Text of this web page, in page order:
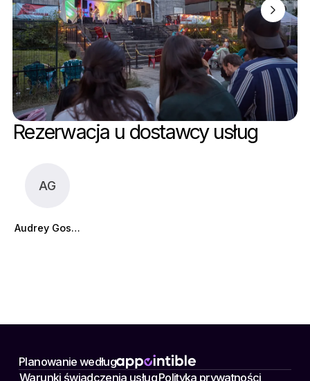
Rezerwacja u dostawcy usług
AG
Audrey Gosselin
Planowanie według
Warunki świadczenia usługPolityka prywatności